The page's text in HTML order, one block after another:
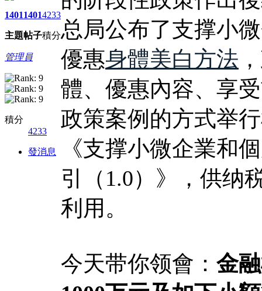
1401
主題
1401
帖子
4233
積分
管理員
積分
4233
發消息
总局公布了支撑小
優惠身體美白方法
體、優惠內容、享
政策案例的方式举
《支撑小微企業和
引（1.0）》，供纳
利用。
今天带你领會： 金